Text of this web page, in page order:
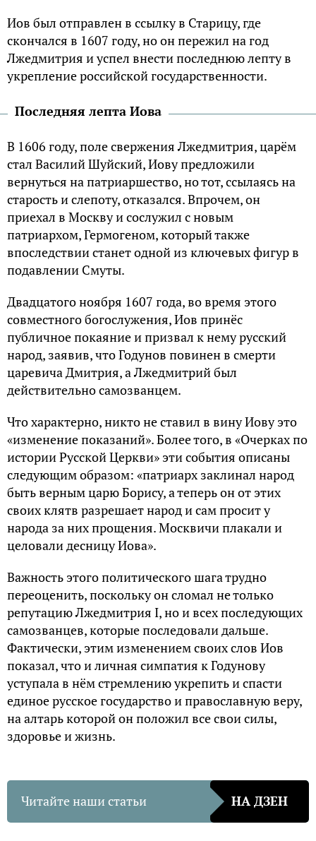
Иов был отправлен в ссылку в Старицу, где
скончался в 1607 году, но он пережил на год
Лжедмитрия и успел внести последнюю лепту в
укрепление российской государственности.
Последняя лепта Иова
В 1606 году, поле свержения Лжедмитрия, царём
стал Василий Шуйский, Иову предложили
вернуться на патриаршество, но тот, ссылаясь на
старость и слепоту, отказался. Впрочем, он
приехал в Москву и сослужил с новым
патриархом, Гермогеном, который также
впоследствии станет одной из ключевых фигур в
подавлении Смуты.
Двадцатого ноября 1607 года, во время этого
совместного богослужения, Иов принёс
публичное покаяние и призвал к нему русский
народ, заявив, что Годунов повинен в смерти
царевича Дмитрия, а Лжедмитрий был
действительно самозванцем.
Что характерно, никто не ставил в вину Иову это
«изменение показаний». Более того, в «Очерках по
истории Русской Церкви» эти события описаны
следующим образом: «патриарх заклинал народ
быть верным царю Борису, а теперь он от этих
своих клятв разрешает народ и сам просит у
народа за них прощения. Москвичи плакали и
целовали десницу Иова».
Важность этого политического шага трудно
переоценить, поскольку он сломал не только
репутацию Лжедмитрия I, но и всех последующих
самозванцев, которые последовали дальше.
Фактически, этим изменением своих слов Иов
показал, что и личная симпатия к Годунову
уступала в нём стремлению укрепить и спасти
единое русское государство и православную веру,
на алтарь которой он положил все свои силы,
здоровье и жизнь.
Читайте наши статьи НА ДЗЕН